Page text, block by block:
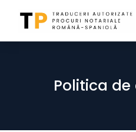
Politica